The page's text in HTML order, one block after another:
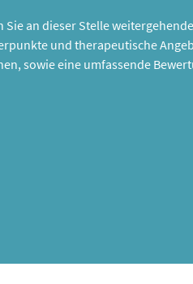
an dieser Stelle
und therapeutische
sowie eine umfassende